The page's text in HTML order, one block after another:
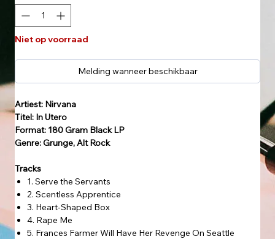
Niet op voorraad
Melding wanneer beschikbaar
Artiest: Nirvana
Titel: In Utero
Format: 180 Gram Black LP
Genre: Grunge, Alt Rock
Tracks
1. Serve the Servants
2. Scentless Apprentice
3. Heart-Shaped Box
4. Rape Me
5. Frances Farmer Will Have Her Revenge On Seattle